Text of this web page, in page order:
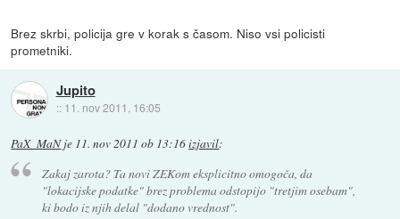
Brez skrbi, policija gre v korak s časom. Niso vsi policisti
prometniki.
Jupito
:: 11. nov 2011, 16:05
PaX_MaNje 11. nov 2011 ob 13:16izjavil:
Zakaj zarota? Ta novi ZEKom eksplicitno omogoča, da
"lokacijske podatke" brez problema odstopijo "tretjim osebam",
ki bodo iz njih delal "dodano vrednost".